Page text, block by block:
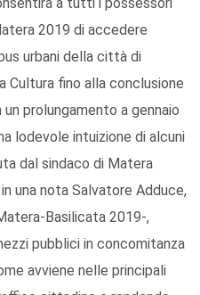
a tutti i possessori
2019 di accedere
urbani della città di
Cultura fino alla conclusione
prolungamento a gennaio
lodevole intuizione di alcuni
dal sindaco di Matera
una nota Salvatore Adduce,
Basilicata 2019-,
pubblici in concomitanza
avviene nelle principali